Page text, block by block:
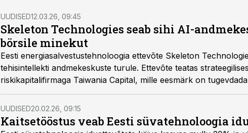
UUDISED12.03.26, 09:45
Skeleton Technologies seab sihi AI-
börsile minekut
Eesti energiasalvestustehnoloogia ettevõte Skeleton
tehisintellekti andmekeskuste turule. Ettevõte teatas
riskikapitalifirmaga Taiwania Capital, mille eesmärk on
Euroopas, Taiwanis ja mujal.
UUDISED20.02.26, 09:15
Kaitsetööstus veab Eesti süvatehnoloogia